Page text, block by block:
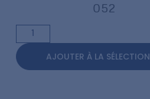
052
AJOUTER À LA SÉLECTION